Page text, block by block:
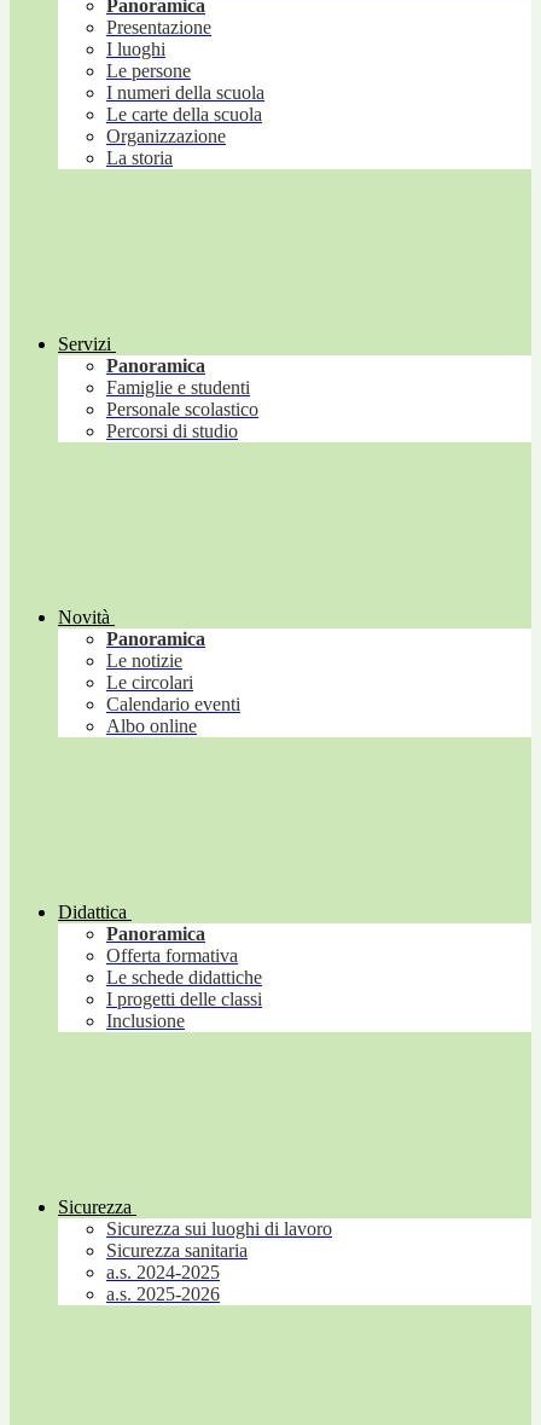
Panoramica
Presentazione
I luoghi
Le persone
I numeri della scuola
Le carte della scuola
Organizzazione
La storia
Servizi
Panoramica
Famiglie e studenti
Personale scolastico
Percorsi di studio
Novità
Panoramica
Le notizie
Le circolari
Calendario eventi
Albo online
Didattica
Panoramica
Offerta formativa
Le schede didattiche
I progetti delle classi
Inclusione
Sicurezza
Sicurezza sui luoghi di lavoro
Sicurezza sanitaria
a.s. 2024-2025
a.s. 2025-2026